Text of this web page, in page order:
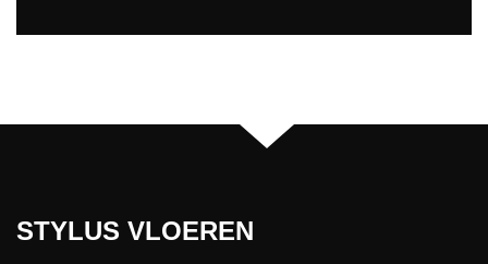
STYLUS VLOEREN